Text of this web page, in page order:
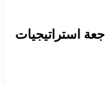
استراتيجيات